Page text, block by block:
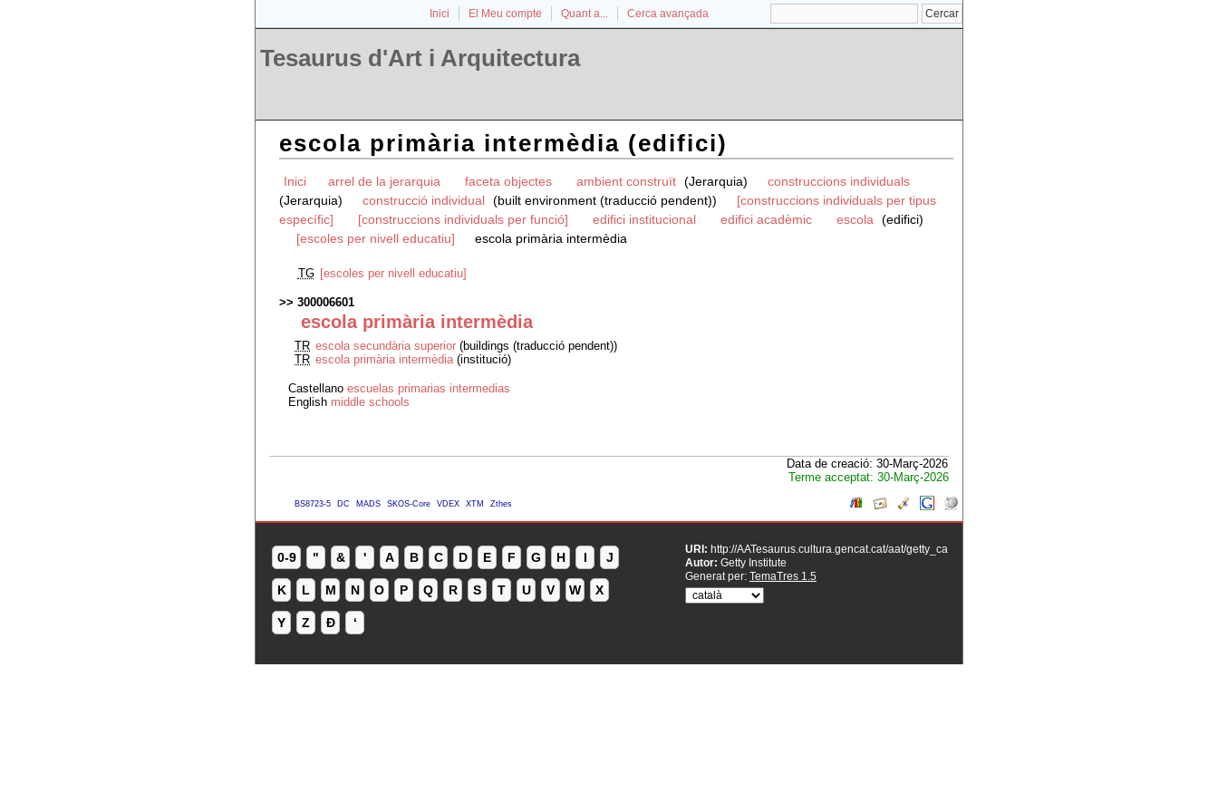
Inici El Meu compte Quant a... Cerca avançada
Tesaurus d'Art i Arquitectura
escola primària intermèdia (edifici)
Inici arrel de la jerarquia faceta objectes ambient construït (Jerarquia)
construccions individuals
(Jerarquia)
construcció individual (built environment (traducció pendent))
[construccions individuals per tipus
específic]
[construccions individuals per funció] edifici institucional edifici acadèmic escola (edifici)
[escoles per nivell educatiu]
escola primària intermèdia
TG [escoles per nivell educatiu]
300006601
escola primària intermèdia
TR escola secundària superior (buildings (traducció pendent))
TR escola primària intermèdia(institució)
Castellano escuelas primarias intermedias
English middle schools
Data de creació: 30-Març-2026
Terme acceptat: 30-Març-2026
BS8723-5 DC MADS SKOS-Core VDEX XTM Zthes
0-9 " & ' A B C D E F G H I J
K L M N O P Q R S T U V W X
Y Z Ð ʻ
URI: http://AATesaurus.cultura.gencat.cat/aat/getty_ca
Autor: Getty Institute
Generat per: TemaTres 1.5